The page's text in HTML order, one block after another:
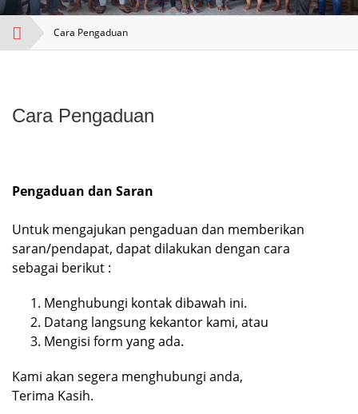
Cara Pengaduan
Cara Pengaduan
Pengaduan dan Saran
Untuk mengajukan pengaduan dan memberikan
saran/pendapat, dapat dilakukan dengan cara
sebagai berikut :
Menghubungi kontak dibawah ini.
Datang langsung kekantor kami, atau
Mengisi form yang ada.
Kami akan segera menghubungi anda,
Terima Kasih.